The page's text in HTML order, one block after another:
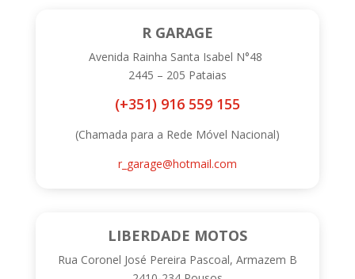
R GARAGE
Avenida Rainha Santa Isabel N°48
2445 – 205 Pataias
(+351) 916 559 155
(Chamada para a Rede Móvel Nacional)
r_garage@hotmail.com
LIBERDADE MOTOS
Rua Coronel José Pereira Pascoal, Armazem B